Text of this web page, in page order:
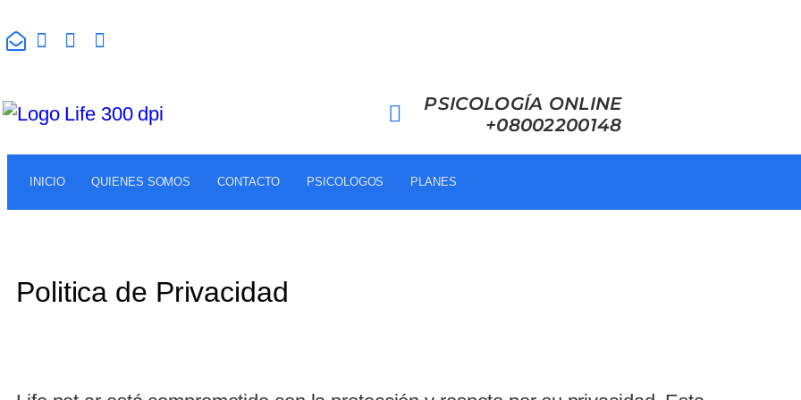
PSICOLOGÍA ONLINE
+08002200148
INICIO QUIENES SOMOS CONTACTO PSICOLOGOS PLANES
Politica de Privacidad